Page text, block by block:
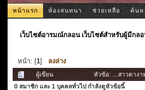
หน้าแรก ห้องสนทนา ช่วยเหลือ ค้นห
เว็บไซต์อารมณ์กลอน เว็บไซต์สำหรับผู้มีกล
หน้า: [1] ลงล่าง
ผู้เขียน
หัวข้อ: …สาวตางา
0 สมาชิก และ 1 บุคคลทั่วไป กำลังดูหัวข้อนี้